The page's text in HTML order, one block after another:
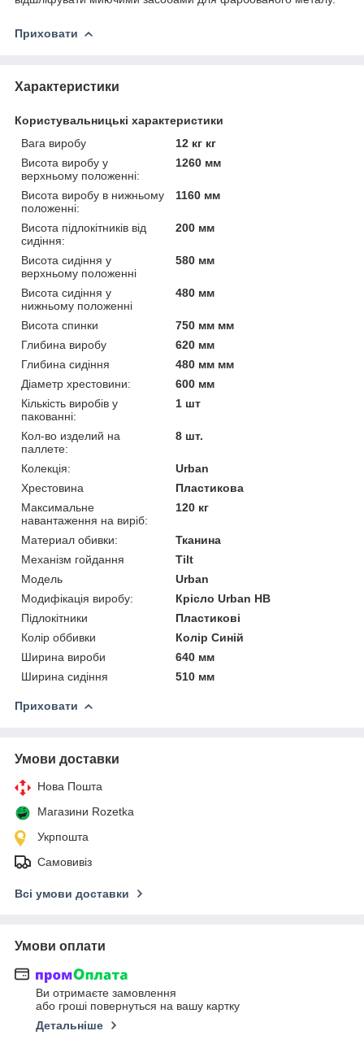
Приховати
Характеристики
Користувальницькі характеристики
Вага виробу
12 кг кг
Висота виробу у
верхньому положенні:
1260 мм
Висота виробу в нижньому
положенні:
1160 мм
Висота підлокітників від
сидіння:
200 мм
Висота сидіння у
верхньому положенні
580 мм
Висота сидіння у
нижньому положенні
480 мм
Висота спинки
750 мм мм
Глибина виробу
620 мм
Глибина сидіння
480 мм мм
Діаметр хрестовини:
600 мм
Кількість виробів у
пакованні:
1 шт
Кол-во изделий на
паллете:
8 шт.
Колекція:
Urban
Хрестовина
Пластикова
Максимальне
навантаження на виріб:
120 кг
Материал обивки:
Тканина
Механізм гойдання
Tilt
Мoдель
Urban
Модифікація виробу:
Крісло Urban HB
Підлокітники
Пластикові
Колір оббивки
Колір Синій
Ширина вироби
640 мм
Ширина сидіння
510 мм
Приховати
Умови доставки
Нова Пошта
Магазини Rozetka
Укрпошта
Самовивіз
Всі умови доставки
Умови оплати
Ви отримаєте замовлення
або гроші повернуться на вашу картку
Детальніше